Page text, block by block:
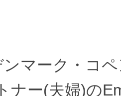
マーク・コ
ナー(夫婦)の